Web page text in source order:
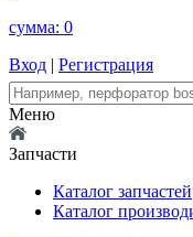
сумма: 0
Вход | Регистрация
Меню
Запчасти
Каталог запчастей
Каталог